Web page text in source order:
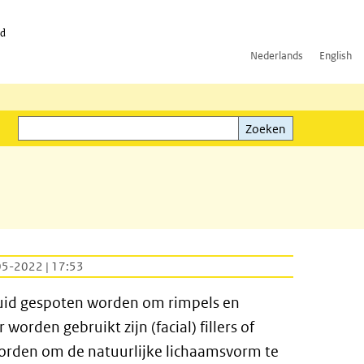
Nederlands English
Zoeken
2022 | 17:53
gespoten worden om rimpels en
gebruikt zijn (facial) fillers of
om de natuurlijke lichaamsvorm te